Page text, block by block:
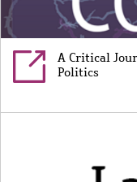
A Critical
Politics